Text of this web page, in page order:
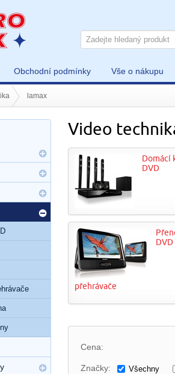
Obchodní podmínky Vše o nákupu
lamax
Video
Domácí
DVD
DVD
přehrávače
Cena:
Značky: Všechny